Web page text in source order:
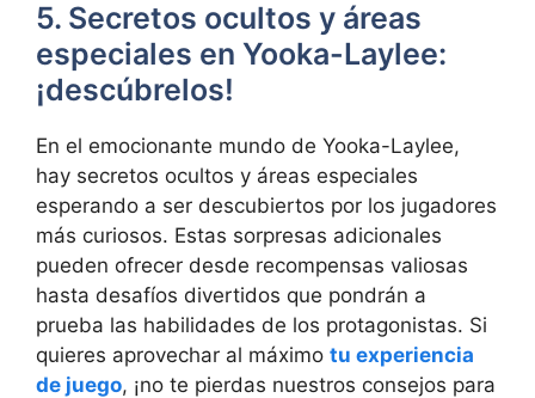
5. Secretos ocultos y áreas
especiales en Yooka-Laylee:
¡descúbrelos!
En el emocionante mundo de Yooka-Laylee,
hay secretos ocultos y áreas especiales
esperando a ser descubiertos por los jugadores
más curiosos. Estas sorpresas adicionales
pueden ofrecer desde recompensas valiosas
hasta desafíos divertidos que pondrán a
prueba las habilidades de los protagonistas. Si
quieres aprovechar al máximo tu experiencia
de juego, ¡no te pierdas nuestros consejos para